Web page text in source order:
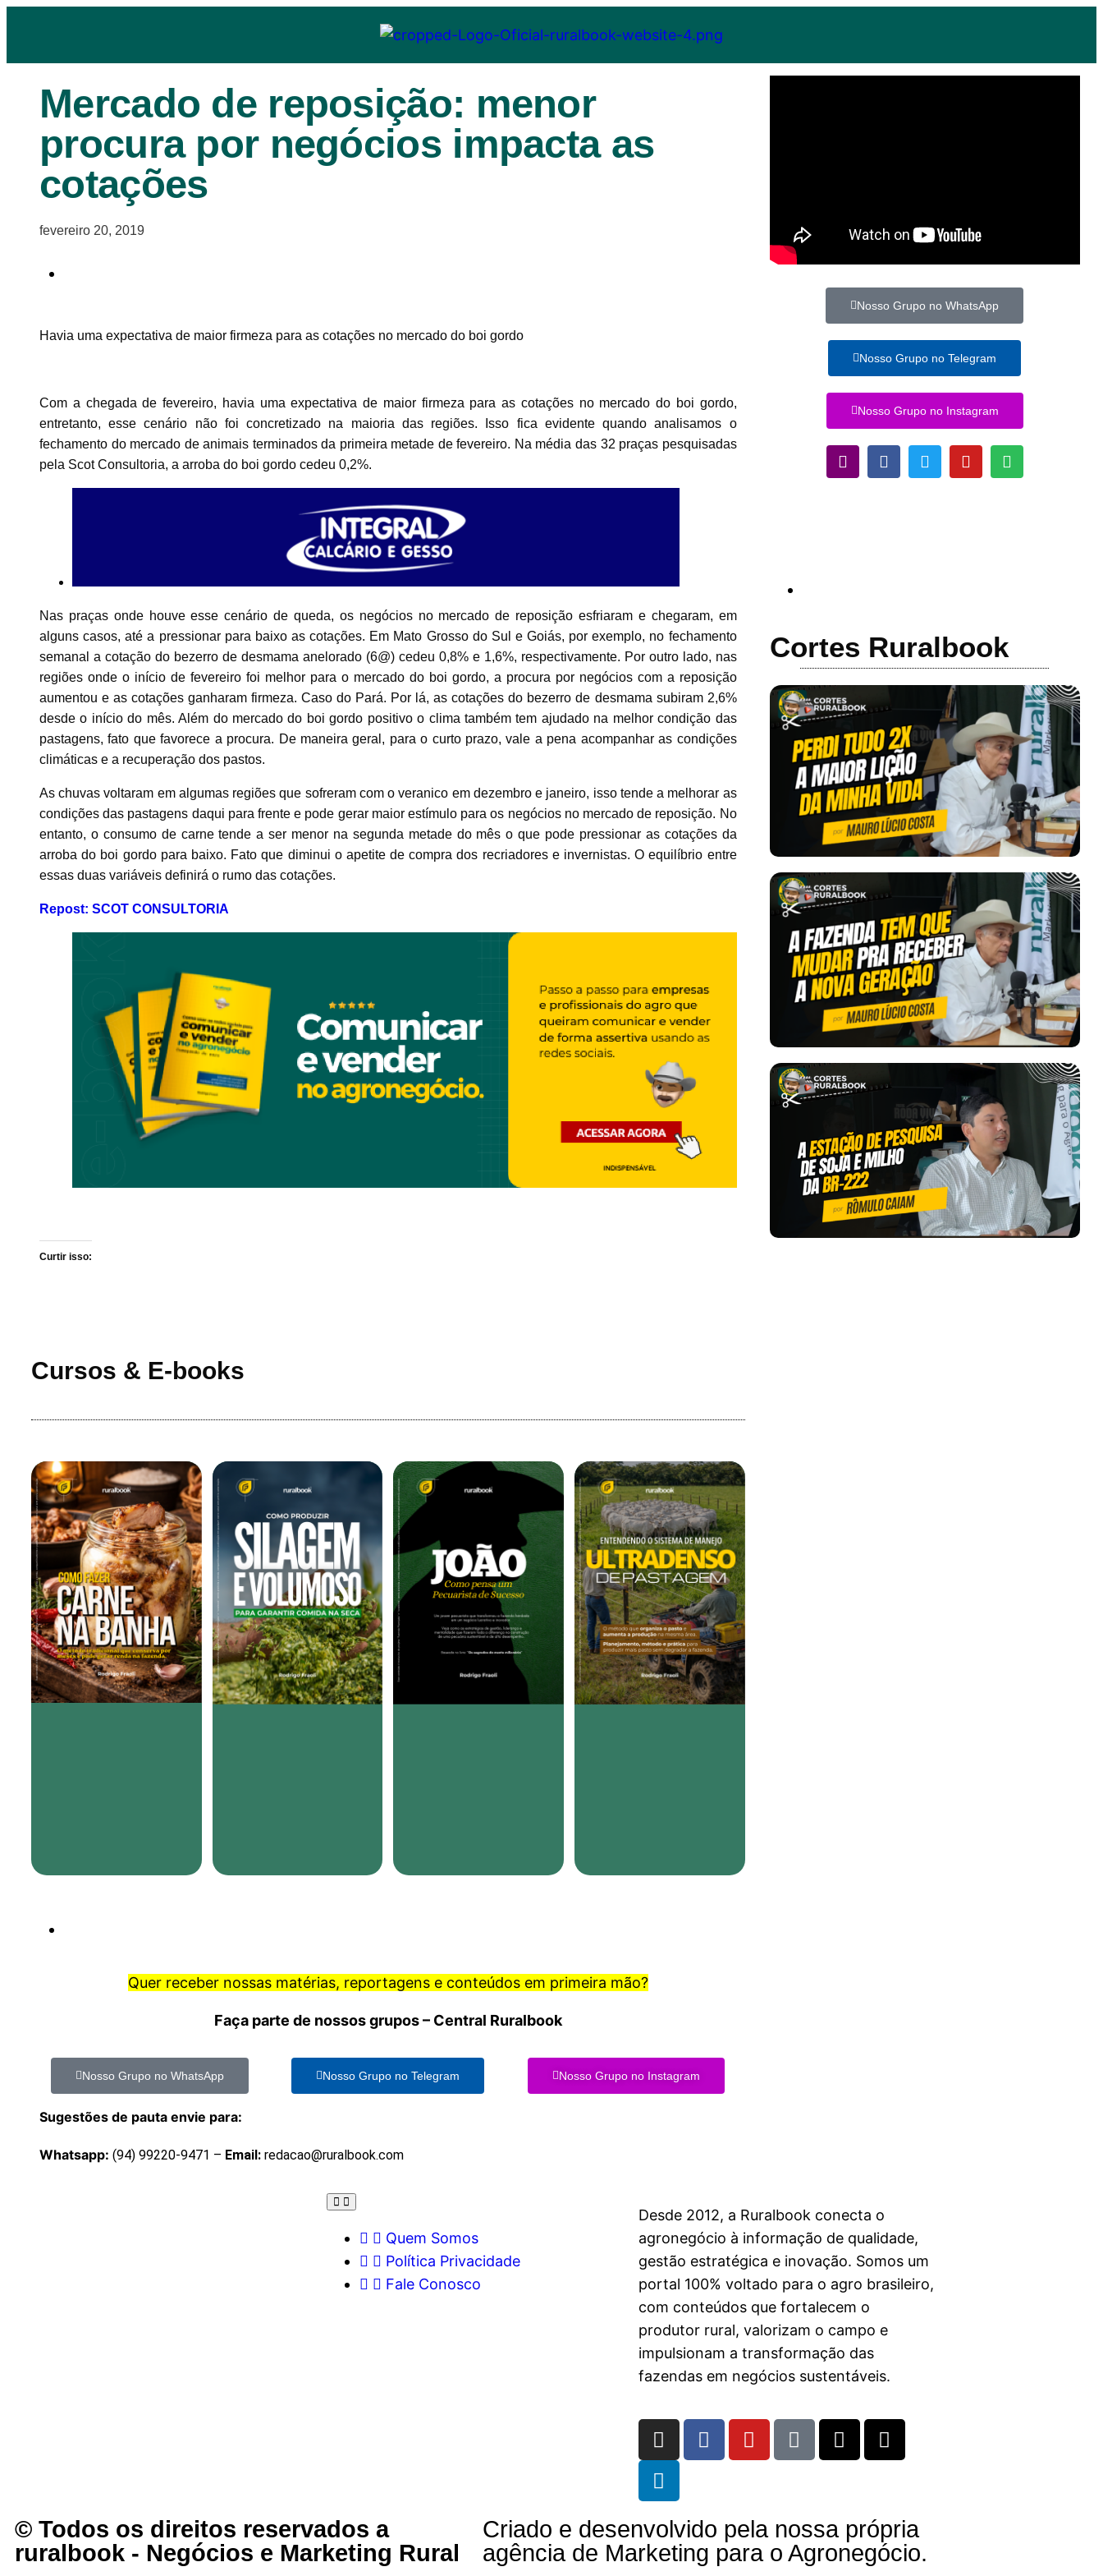
Mercado de reposição: menor
procura por negócios impacta as
cotações
fevereiro 20, 2019
Havia uma expectativa de maior firmeza para as cotações no mercado do boi gordo
Com a chegada de fevereiro, havia uma expectativa de maior firmeza para as cotações no mercado do boi gordo,
entretanto, esse cenário não foi concretizado na maioria das regiões. Isso fica evidente quando analisamos o
fechamento do mercado de animais terminados da primeira metade de fevereiro. Na média das 32 praças pesquisadas
pela Scot Consultoria, a arroba do boi gordo cedeu 0,2%.
Nas praças onde houve esse cenário de queda, os negócios no mercado de reposição esfriaram e chegaram, em
alguns casos, até a pressionar para baixo as cotações. Em Mato Grosso do Sul e Goiás, por exemplo, no fechamento
semanal a cotação do bezerro de desmama anelorado (6@) cedeu 0,8% e 1,6%, respectivamente. Por outro lado, nas
regiões onde o início de fevereiro foi melhor para o mercado do boi gordo, a procura por negócios com a reposição
aumentou e as cotações ganharam firmeza. Caso do Pará. Por lá, as cotações do bezerro de desmama subiram 2,6%
desde o início do mês. Além do mercado do boi gordo positivo o clima também tem ajudado na melhor condição das
pastagens, fato que favorece a procura. De maneira geral, para o curto prazo, vale a pena acompanhar as condições
climáticas e a recuperação dos pastos.
As chuvas voltaram em algumas regiões que sofreram com o veranico em dezembro e janeiro, isso tende a melhorar as
condições das pastagens daqui para frente e pode gerar maior estímulo para os negócios no mercado de reposição. No
entanto, o consumo de carne tende a ser menor na segunda metade do mês o que pode pressionar as cotações da
arroba do boi gordo para baixo. Fato que diminui o apetite de compra dos recriadores e invernistas. O equilíbrio entre
essas duas variáveis definirá o rumo das cotações.
Repost: SCOT CONSULTORIA
Curtir isso:
Cursos & E-books
Quer receber nossas matérias, reportagens e conteúdos em primeira mão?
Faça parte de nossos grupos – Central Ruralbook
Nosso Grupo no WhatsApp Nosso Grupo no Telegram Nosso Grupo no Instagram
Sugestões de pauta envie para:
Whatsapp: (94) 99220-9471 – Email: redacao@ruralbook.com
Nosso Grupo no WhatsApp
Nosso Grupo no Telegram
Nosso Grupo no Instagram
Cortes Ruralbook
Quem Somos
Política Privacidade
Fale Conosco
Desde 2012, a Ruralbook conecta o
agronegócio à informação de qualidade,
gestão estratégica e inovação. Somos um
portal 100% voltado para o agro brasileiro,
com conteúdos que fortalecem o
produtor rural, valorizam o campo e
impulsionam a transformação das
fazendas em negócios sustentáveis.
© Todos os direitos reservados a
ruralbook - Negócios e Marketing Rural
Criado e desenvolvido pela nossa própria
agência de Marketing para o Agronegócio.